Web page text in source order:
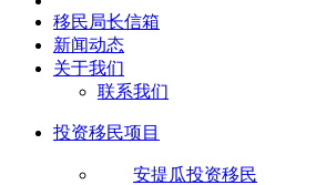
移民局长信箱
新闻动态
关于我们
联系我们
投资移民项目
安提瓜投资移民